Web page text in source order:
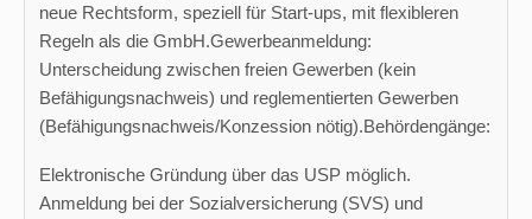
neue Rechtsform, speziell für Start-ups, mit flexibleren
Regeln als die GmbH.Gewerbeanmeldung:
Unterscheidung zwischen freien Gewerben (kein
Befähigungsnachweis) und reglementierten Gewerben
(Befähigungsnachweis/Konzession nötig).Behördengänge:
Elektronische Gründung über das USP möglich.
Anmeldung bei der Sozialversicherung (SVS) und